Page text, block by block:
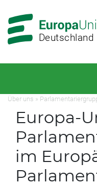
Hauptnavigation
Hauptbereich
Deutschland
Über uns »
Europa-
im